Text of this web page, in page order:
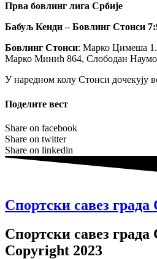
Прва бовлинг лига Србије
Бабуљ Кенди – Бовлинг Стонси
Бовлинг Стонси: Марко Цимеша
Марко Минић 864, Слободан
У наредном колу Стонси дочекују
Поделите вест
Share on facebook
Share on twitter
Share on linkedin
Спортски савез града
Спортски савез
Copyright 2023